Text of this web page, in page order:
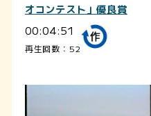
オコンテスト」優良賞
00:04:51
再生回数：52